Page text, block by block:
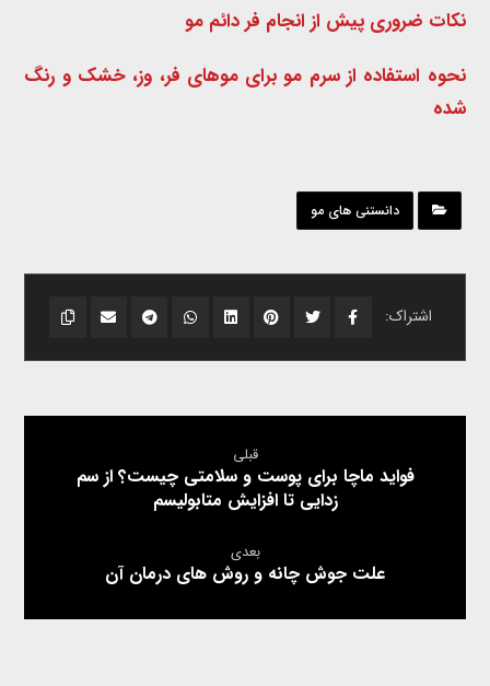
نکات ضروری پیش از انجام فر دائم مو
نحوه استفاده از سرم مو برای موهای فر، وز، خشک و رنگ
شده
دانستنی های مو
قبلی
فواید ماچا برای پوست و سلامتی چیست؟ از سم
زدایی تا افزایش متابولیسم
بعدی
علت جوش چانه و روش های درمان آن